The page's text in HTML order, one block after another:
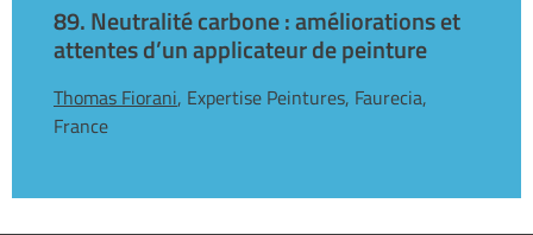
89. Neutralité carbone : améliorations et
attentes d’un applicateur de peinture
Thomas Fiorani, Expertise Peintures, Faurecia,
France